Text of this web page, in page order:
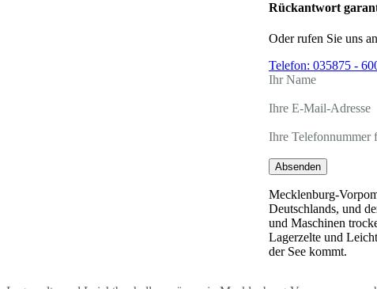
Rückantwort
Oder rufen Sie uns
Telefon: 035875 -
Ihr Name
Ihre E-Mail-Adresse
Ihre Telefonnummer
Absenden
Mecklenburg-
Deutschlands, und
und Maschinen
Lagerzelte und
der See kommt.